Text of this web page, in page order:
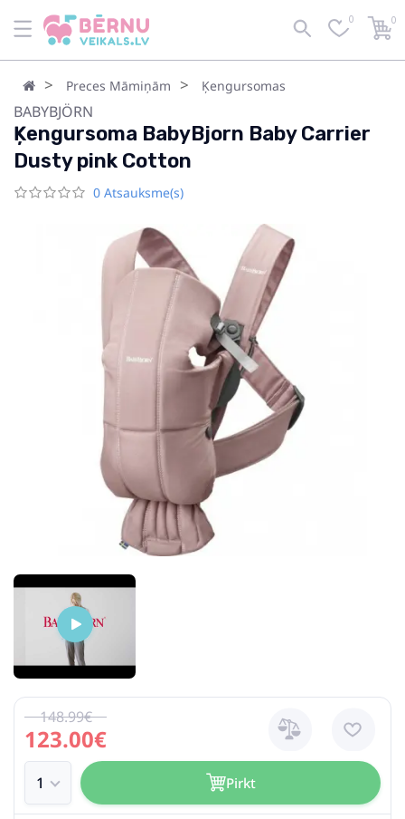
0 0
Preces Māmiņām Ķengursomas
BABYBJÖRN
Ķengursoma BabyBjorn Baby Carrier
Dusty pink Cotton
0 Atsauksme(s)
123.00€
148.99€
Pirkt